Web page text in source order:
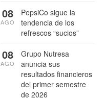
PepsiCo sigue la
tendencia de los
refrescos “sucios”
08
AGO
Grupo Nutresa
anuncia sus
resultados financieros
del primer semestre
de 2026
08
AGO